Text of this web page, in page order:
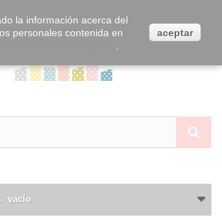
vacío
la información acerca del
personales contenida en
aceptar